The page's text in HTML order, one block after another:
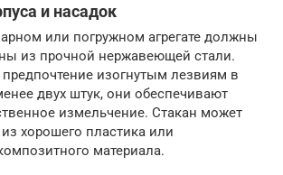
и насадок
или погружном агрегате должны
из прочной нержавеющей стали.
изогнутым лезвиям в
двух штук, они обеспечивают
измельчение. Стакан может
хорошего пластика или
материала.